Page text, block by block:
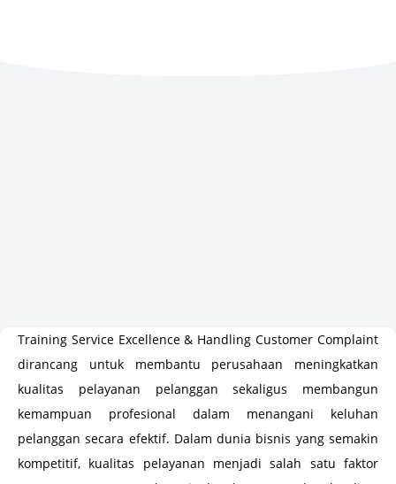
Training Service Excellence & Handling Customer Complaint
dirancang untuk membantu perusahaan meningkatkan
kualitas pelayanan pelanggan sekaligus membangun
kemampuan profesional dalam menangani keluhan
pelanggan secara efektif. Dalam dunia bisnis yang semakin
kompetitif, kualitas pelayanan menjadi salah satu faktor